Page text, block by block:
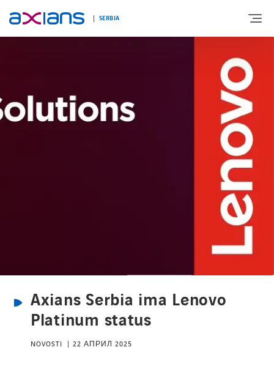
SERBIA
EKSPERTIZA
KONTAKT
Axians Serbia ima Lenovo
Platinum status
NOVOSTI 22 АПРИЛ 2025